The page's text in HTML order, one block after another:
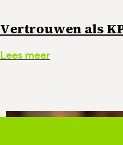
Vertrouwen als
Lees meer